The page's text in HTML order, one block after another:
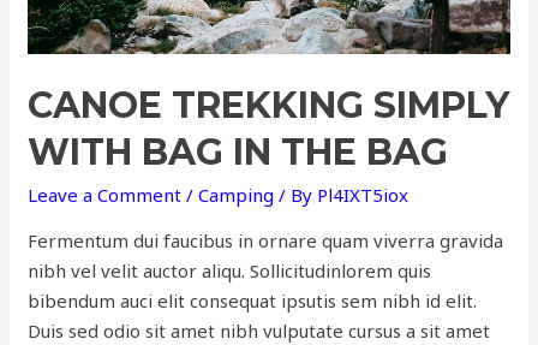
CANOE TREKKING SIMPLY
WITH BAG IN THE BAG
Leave a Comment /Camping / By Pl4IXT5iox
Fermentum dui faucibus in ornare quam viverra gravida
nibh vel velit auctor aliqu. Sollicitudinlorem quis
bibendum auci elit consequat ipsutis sem nibh id elit.
Duis sed odio sit amet nibh vulputate cursus a sit amet